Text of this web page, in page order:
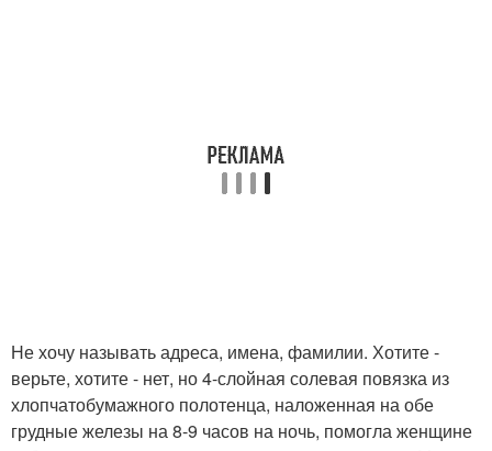
Не хочу называть адреса, имена, фамилии. Хотите -
верьте, хотите - нет, но 4-слойная солевая повязка из
хлопчатобумажного полотенца, наложенная на обе
грудные железы на 8-9 часов на ночь, помогла женщине